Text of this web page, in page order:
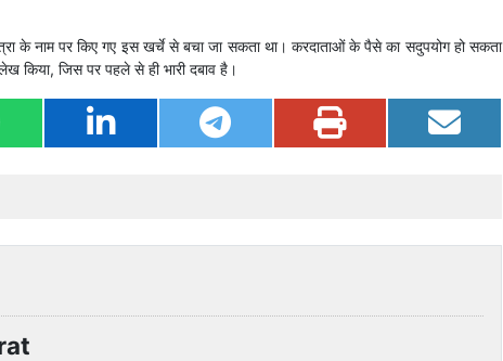
के नाम पर किए गए इस खर्चे से बचा जा सकता था। करदाताओं के पैसे का सदुपयोग हो सकता
किया, जिस पर पहले से ही भारी दबाव है।